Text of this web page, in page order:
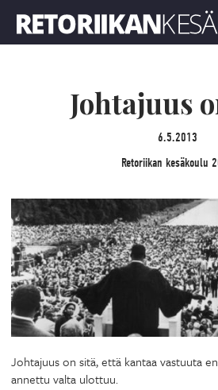
Johtajuus
6.5.2013
Retoriikan kesäkoulu
Johtajuus on sitä, että kantaa vastuuta
annettu valta ulottuu.